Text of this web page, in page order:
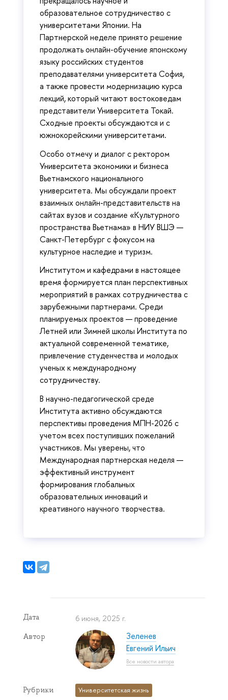
образовательное сотрудничество с
университетами Японии. На
Партнерской неделе принято решение
продолжать онлайн-обучение японскому
языку российских студентов
преподавателями университета София,
а также провести модернизацию курса
лекций, который читают востоковедам
представители Университета Токай.
Сходные проекты обсуждаются и с
южнокорейскими университетами.
Особо отмечу и диалог с ректором
Университета экономики и бизнеса
Вьетнамского национального
университета. Мы обсуждали проект
взаимных онлайн-представительств на
сайтах вузов и создание «Культурного
пространства Вьетнама» в НИУ ВШЭ —
Санкт-Петербург с фокусом на
культурное наследие и туризм.
Институтом и кафедрами в настоящее
время формируется план перспективных
мероприятий в рамках сотрудничества с
зарубежными партнерами. Среди
планируемых проектов — проведение
Летней или Зимней школы Института по
актуальной современной тематике,
привлечение студенчества и молодых
ученых к международному
сотрудничеству.
В научно-педагогической среде
Института активно обсуждаются
перспективы проведения МПН-2026 с
учетом всех поступивших пожеланий
участников. Мы уверены, что
Международная партнерская неделя —
эффективный инструмент
формирования глобальных
образовательных инноваций и
креативного научного творчества.
Дата 6 июня, 2025 г.
Автор
Зеленев
Евгений Ильич
Все новости автора
Рубрики Университетская жизнь